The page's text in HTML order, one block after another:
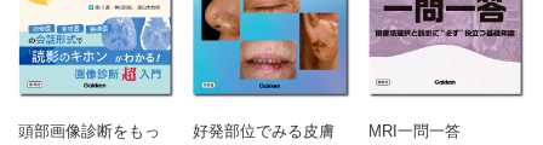
頭部画像診断をもっ
好発部位でみる皮膚
MRI一問一答